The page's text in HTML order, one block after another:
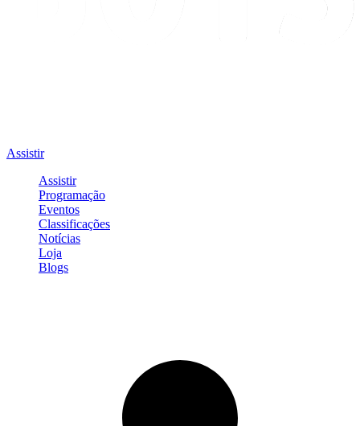
Assistir
Assistir
Programação
Eventos
Classificações
Notícias
Loja
Blogs